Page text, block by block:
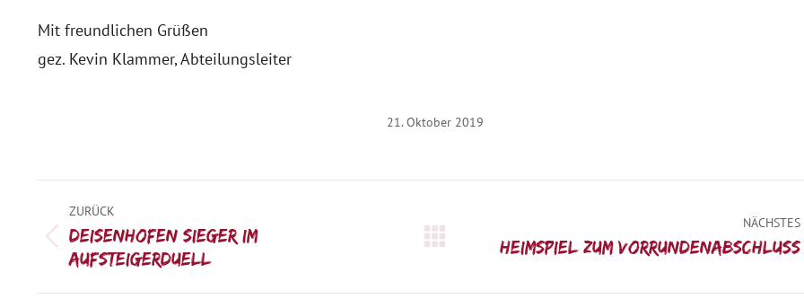
Mit freundlichen Grüßen
gez. Kevin Klammer, Abteilungsleiter
21. Oktober 2019
ZURÜCK
Vorheriger
Beitrag:
Deisenhofen Sieger im
Aufsteigerduell
NÄCHSTES
Nächster
Heimspiel zum Vorrundenabschluss